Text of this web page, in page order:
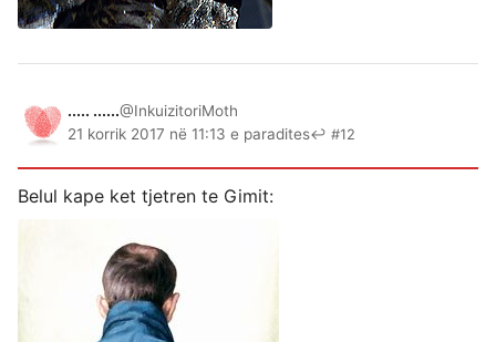
..... ......@InkuizitoriMoth
21 korrik 2017 në 11:13 e paradites↩ #12
Belul kape ket tjetren te Gimit: